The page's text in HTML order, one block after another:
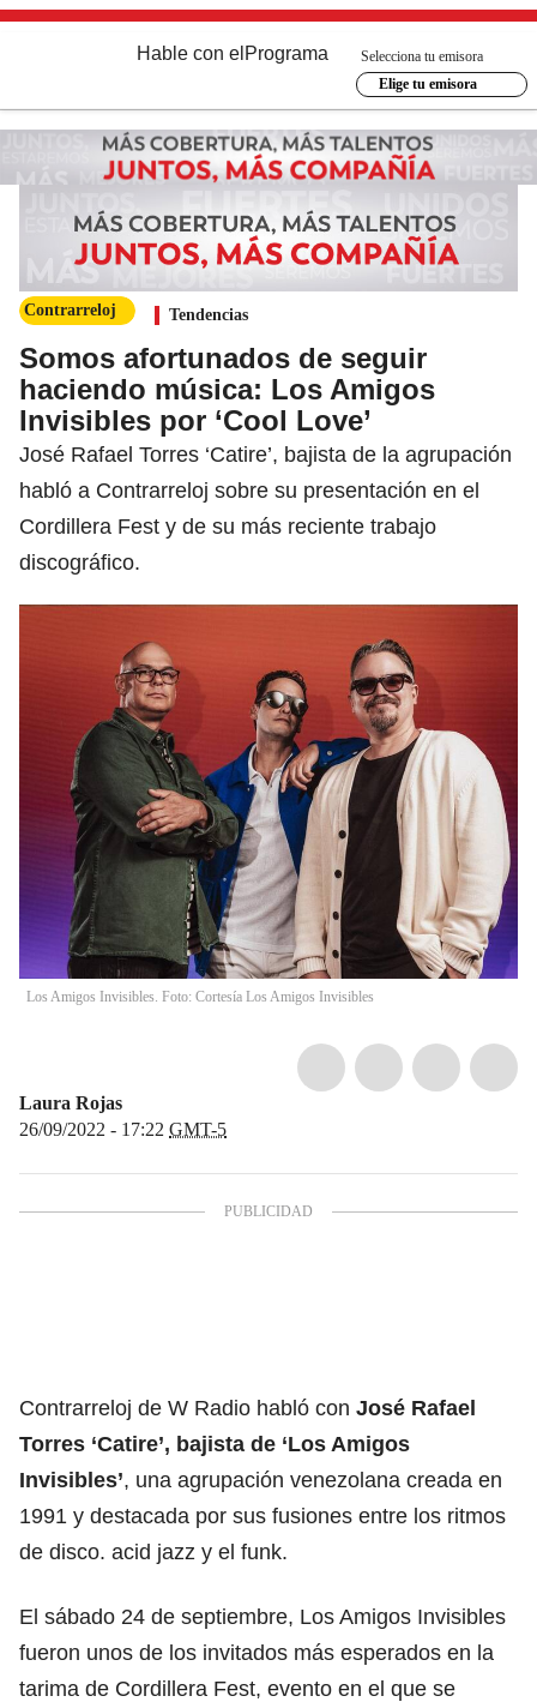
Hable con el Programa
Selecciona tu emisora
Elige tu emisora
Contrarreloj Tendencias
Somos afortunados de seguir
haciendo música: Los Amigos
Invisibles por ‘Cool Love’
José Rafael Torres ‘Catire’, bajista de la agrupación
habló a Contrarreloj sobre su presentación en el
Cordillera Fest y de su más reciente trabajo
discográfico.
Los Amigos Invisibles. Foto: Cortesía Los Amigos Invisibles
Laura Rojas
26/09/2022 - 17:22 GMT-5
Contrarreloj de W Radio habló con José Rafael
Torres ‘Catire’, bajista de ‘Los Amigos
Invisibles’, una agrupación venezolana creada en
1991 y destacada por sus fusiones entre los ritmos
de disco. acid jazz y el funk.
El sábado 24 de septiembre, Los Amigos Invisibles
fueron unos de los invitados más esperados en la
tarima de Cordillera Fest, evento en el que se